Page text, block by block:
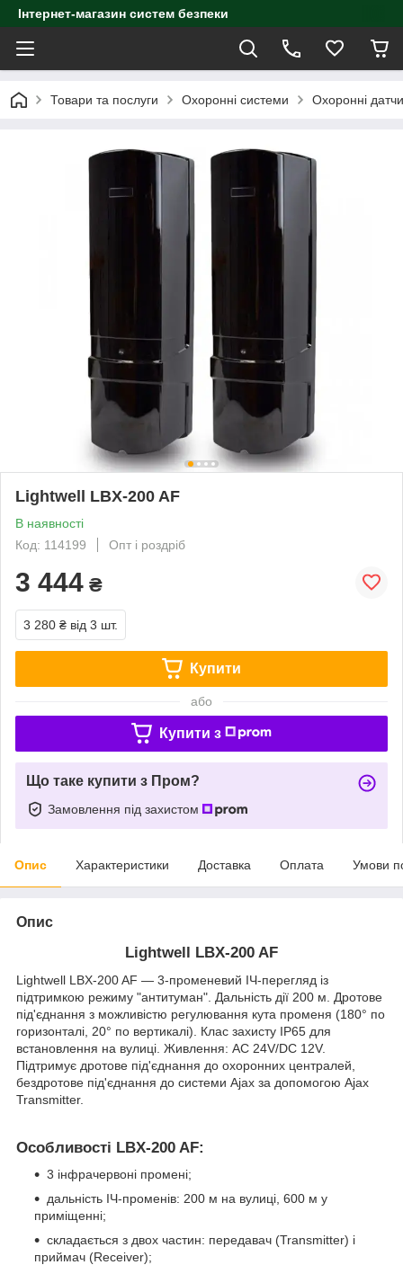
Інтернет-магазин систем безпеки
Товари та послуги Охоронні системи Охоронні
Lightwell LBX-200 AF
В наявності
Код: 114199
Опт і роздріб
3 444 ₴
3 280 ₴ від 3 шт.
Купити
або
Купити з
Що таке купити з Пром?
Замовлення під захистом
Опис Характеристики Доставка Оплата Умови
Опис
Lightwell LBX-200 AF
Lightwell LBX-200 AF — 3-променевий ІЧ-перегляд із
підтримкою режиму "антитуман". Дальність дії 200 м. Дротове
під'єднання з можливістю регулювання кута променя (180° по
горизонталі, 20° по вертикалі). Клас захисту IP65 для
встановлення на вулиці. Живлення: AC 24V/DC 12V.
Підтримує дротове під'єднання до охоронних централей,
бездротове під'єднання до системи Ajax за допомогою Ajax
Transmitter.
Особливості LBX-200 AF:
3 інфрачервоні промені;
дальність ІЧ-променів: 200 м на вулиці, 600 м у
приміщенні;
складається з двох частин: передавач (Transmitter) і
приймач (Receiver);